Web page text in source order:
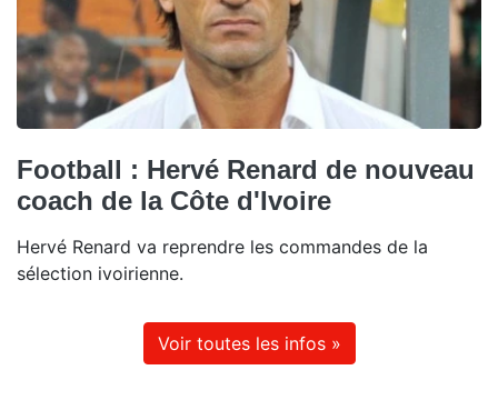
Football : Hervé Renard de nouveau
coach de la Côte d'Ivoire
Hervé Renard va reprendre les commandes de la
sélection ivoirienne.
Voir toutes les infos »